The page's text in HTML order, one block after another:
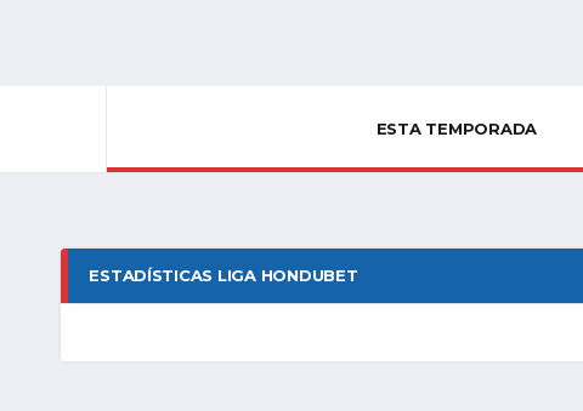
ESTA TEMPORADA
ESTADÍSTICAS LIGA HONDUBET